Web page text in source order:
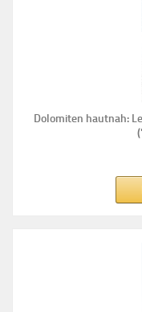
Dolomiten hautnah: